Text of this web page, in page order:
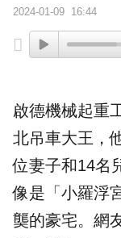
2024-01-09 16:44
啟德機械起重
北吊車大王 ，
位妻子和14名
像是「小羅浮
龑的豪宅。網